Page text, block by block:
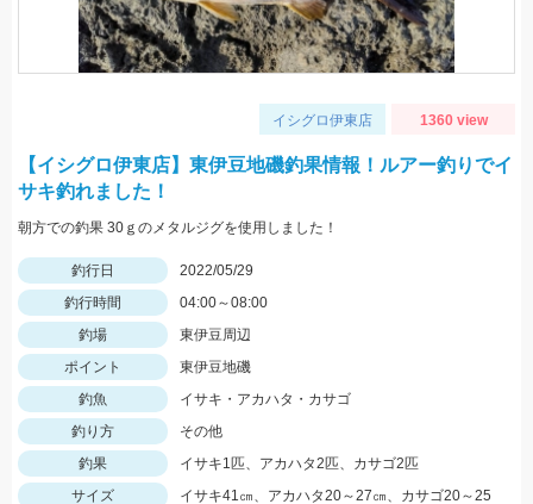
イシグロ伊東店 1360 view
【イシグロ伊東店】東伊豆地磯釣果情報！ルアー釣りでイ
サキ釣れました！
朝方での釣果 30ｇのメタルジグを使用しました！
釣行日
2022/05/29
釣行時間
04:00～08:00
釣場
東伊豆周辺
ポイント
東伊豆地磯
釣魚
イサキ・アカハタ・カサゴ
釣り方
その他
釣果
イサキ1匹、アカハタ2匹、カサゴ2匹
サイズ
イサキ41㎝、アカハタ20～27㎝、カサゴ20～25